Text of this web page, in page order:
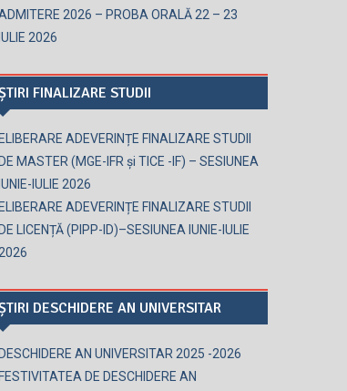
2026 – PROBA ORALĂ 22 – 23
IULIE 2026
FINALIZARE STUDII
ELIBERARE ADEVERINȚE FINALIZARE STUDII
DE MASTER (MGE-IFR și TICE -IF) – SESIUNEA
IUNIE-IULIE 2026
ELIBERARE ADEVERINȚE FINALIZARE STUDII
DE LICENȚĂ (PIPP-ID)–SESIUNEA IUNIE-IULIE
2026
DESCHIDERE AN UNIVERSITAR
DESCHIDERE AN UNIVERSITAR 2025 -2026
FESTIVITATEA DE DESCHIDERE AN